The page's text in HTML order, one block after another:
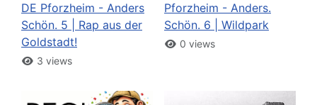
DE Pforzheim - Anders
Schön. 5 | Rap aus der
Goldstadt!
3 views
Pforzheim - Anders.
Schön. 6 | Wildpark
0 views